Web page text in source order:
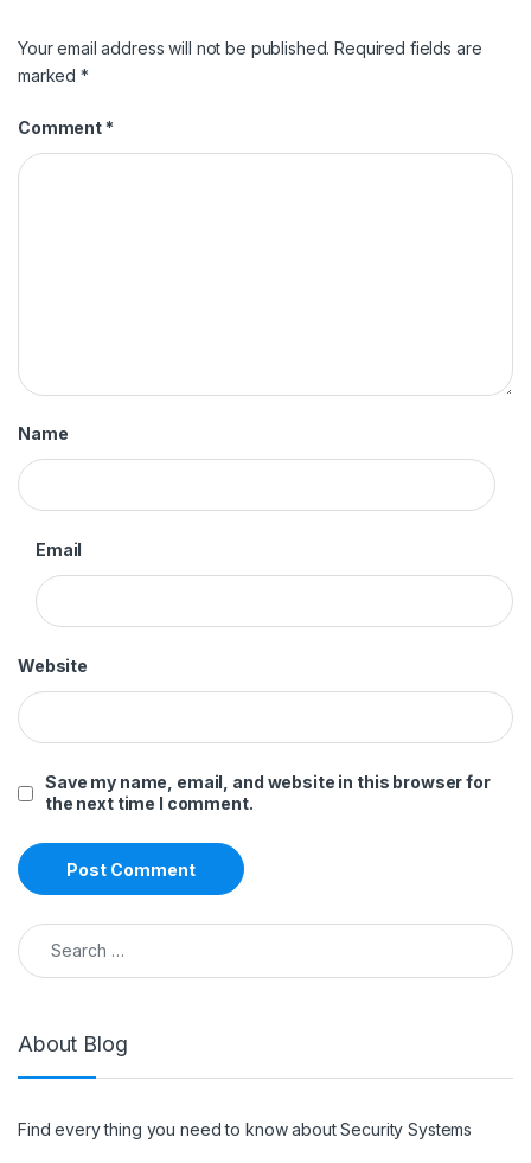
Your email address will not be published. Required fields are
marked*
Comment *
Name
Email
Website
Save my name, email, and website in this browser for
the next time I comment.
Search for:
About Blog
Find every thing you need to know about Security Systems